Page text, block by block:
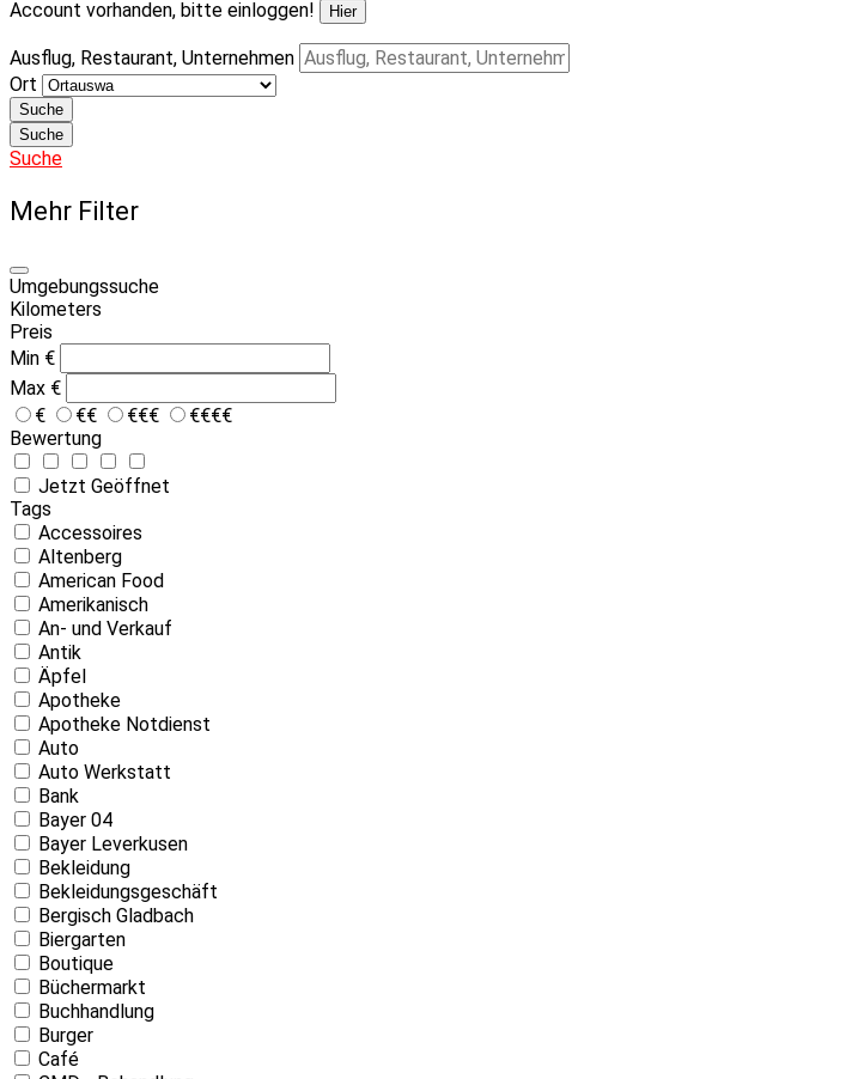
Account vorhanden, bitte einloggen!
Hier
Ausflug, Restaurant, Unternehmen
Ort
Suche
Suche
Suche
Mehr Filter
Umgebungssuche
Kilometers
Preis
Min €
Max €
€
€€ €€€
€€€€
Bewertung
Jetzt Geöffnet
Tags
Accessoires
Altenberg
American Food
Amerikanisch
An- und Verkauf
Antik
Äpfel
Apotheke
Apotheke Notdienst
Auto
Auto Werkstatt
Bank
Bayer 04
Bayer Leverkusen
Bekleidung
Bekleidungsgeschäft
Bergisch Gladbach
Biergarten
Boutique
Büchermarkt
Buchhandlung
Burger
Café